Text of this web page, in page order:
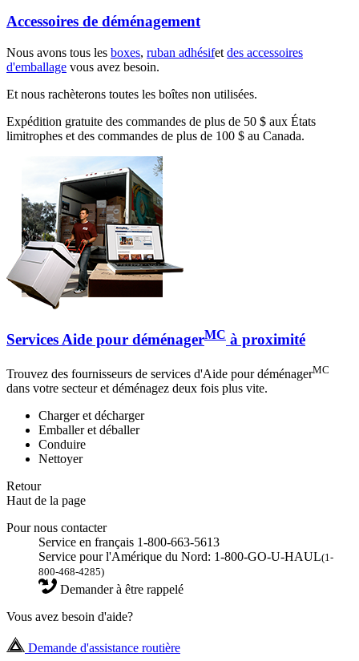
Accessoires de déménagement
Nous avons tous les boxes, ruban adhésifet des accessoires
d'emballage vous avez besoin.
Et nous rachèterons toutes les boîtes non utilisées.
Expédition gratuite des commandes de plus de 50 $ aux États
limitrophes et des commandes de plus de 100 $ au Canada.
Services Aide pour déménagerMC à proximité
Trouvez des fournisseurs de services d'Aide pour déménagerMC
dans votre secteur et déménagez deux fois plus vite.
Charger et décharger
Emballer et déballer
Conduire
Nettoyer
Retour
Haut de la page
Pour nous contacter
Service en français 1-800-663-5613
Service pour l'Amérique du Nord: 1-800-GO-U-HAUL(1-
800-468-4285)
Demander à être rappelé
Vous avez besoin d'aide?
Demande d'assistance routière